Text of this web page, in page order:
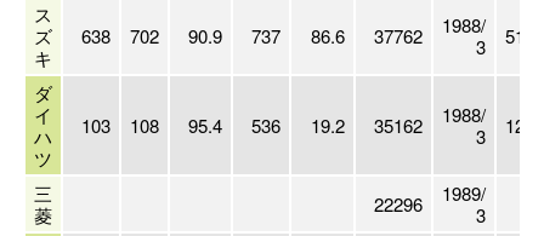
ス
ズ
キ
638 702 90.9 737 86.6 37762
1988/
3
5113
ダ
イ
ハ
ツ
103 108 95.4 536 19.2 35162
1988/
3
1292
三
菱
22296
1989/
3